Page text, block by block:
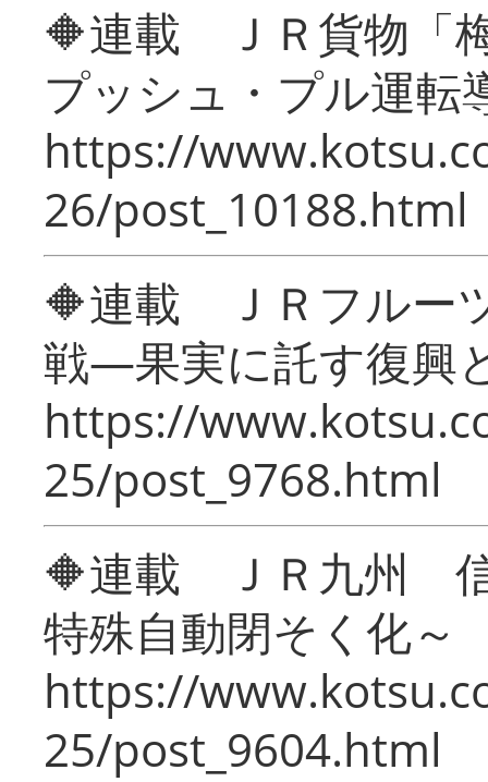
🔶連載 ＪＲ貨物「
プッシュ・プル運転
https://
26/post_10188.html
🔶連載 ＪＲフルー
戦―果実に託す復興
https://
25/post_9768.html
🔶連載 ＪＲ九州 信
特殊自動閉そく化～
https://
25/post_9604.html